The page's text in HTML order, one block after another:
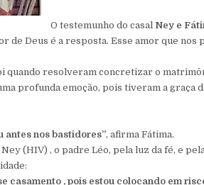
O testemunho do casal Ney e
de Deus é a resposta. Esse amor que nos
quando resolveram concretizar o
profunda emoção, pois tiveram a graça
antes nos bastidores”, afirma Fátima.
(HIV) , o padre Léo, pela luz da fé, e
casamento , pois estou colocando em